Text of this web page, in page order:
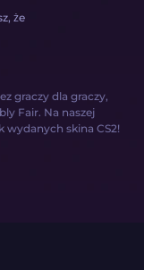
że
graczy dla graczy,
Fair. Na naszej
wydanych skina CS2!